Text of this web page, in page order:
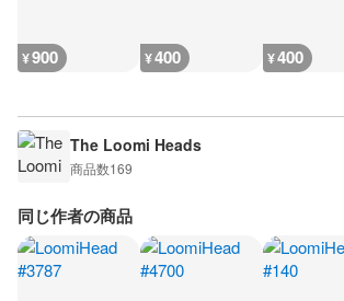
¥900 ¥400 ¥400
The Loomi Heads
商品数169
同じ作者の商品